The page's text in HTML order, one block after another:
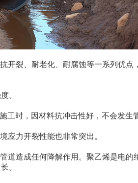
裂、耐老化、耐腐蚀等一系列优点
。
时，因材料抗冲击性好，不会发生
应力开裂性能也非常突出。
道造成任何降解作用。聚乙烯是电的
。